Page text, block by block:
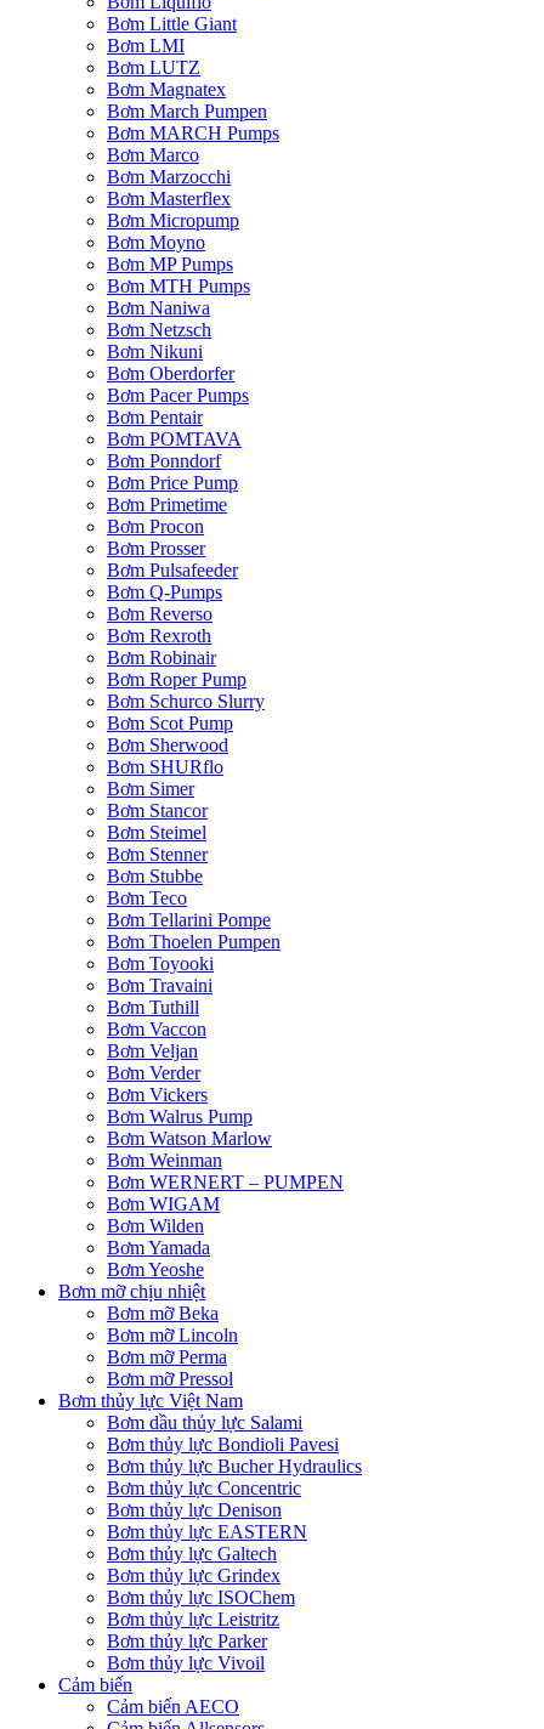
Bơm Little Giant
Bơm LMI
Bơm LUTZ
Bơm Magnatex
Bơm March Pumpen
Bơm MARCH Pumps
Bơm Marco
Bơm Marzocchi
Bơm Masterflex
Bơm Micropump
Bơm Moyno
Bơm MP Pumps
Bơm MTH Pumps
Bơm Naniwa
Bơm Netzsch
Bơm Nikuni
Bơm Oberdorfer
Bơm Pacer Pumps
Bơm Pentair
Bơm POMTAVA
Bơm Ponndorf
Bơm Price Pump
Bơm Primetime
Bơm Procon
Bơm Prosser
Bơm Pulsafeeder
Bơm Q-Pumps
Bơm Reverso
Bơm Rexroth
Bơm Robinair
Bơm Roper Pump
Bơm Schurco Slurry
Bơm Scot Pump
Bơm Sherwood
Bơm SHURflo
Bơm Simer
Bơm Stancor
Bơm Steimel
Bơm Stenner
Bơm Stubbe
Bơm Teco
Bơm Tellarini Pompe
Bơm Thoelen Pumpen
Bơm Toyooki
Bơm Travaini
Bơm Tuthill
Bơm Vaccon
Bơm Veljan
Bơm Verder
Bơm Vickers
Bơm Walrus Pump
Bơm Watson Marlow
Bơm Weinman
Bơm WERNERT – PUMPEN
Bơm WIGAM
Bơm Wilden
Bơm Yamada
Bơm Yeoshe
Bơm mỡ chịu nhiệt
Bơm mỡ Beka
Bơm mỡ Lincoln
Bơm mỡ Perma
Bơm mỡ Pressol
Bơm thủy lực Việt Nam
Bơm dầu thủy lực Salami
Bơm thủy lực Bondioli Pavesi
Bơm thủy lực Bucher Hydraulics
Bơm thủy lực Concentric
Bơm thủy lực Denison
Bơm thủy lực EASTERN
Bơm thủy lực Galtech
Bơm thủy lực Grindex
Bơm thủy lực ISOChem
Bơm thủy lực Leistritz
Bơm thủy lực Parker
Bơm thủy lực Vivoil
Cảm biến
Cảm biến AECO